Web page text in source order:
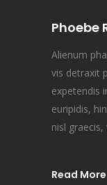
Phoebe
Alienum
vis detraxit
expetendis
euripidis,
nisl
Read More